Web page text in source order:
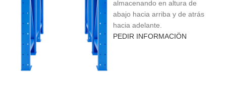
almacenando en altura de
abajo hacia arriba y de atrás
hacia adelante.
PEDIR INFORMACIÖN